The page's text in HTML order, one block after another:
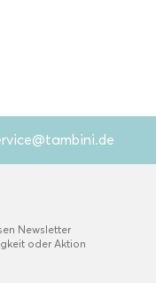
Newsletter
oder Aktion